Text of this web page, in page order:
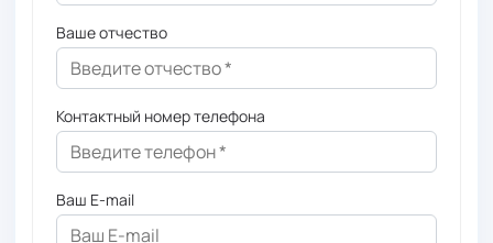
Ваше отчество
Контактный номер телефона
Ваш E-mail